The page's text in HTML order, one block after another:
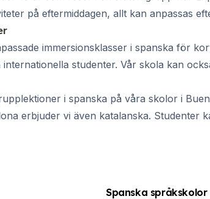
30-49 years
Spanska grupplektioner
Kvällsgruppskurs
Långtidskurser
Privatlektioner
CSN
Provförberedelse SIELE
på eftermiddagen, allt kan anpassas
immersionsklasser i spanska för
studenter. Vår skola kan
i spanska på våra skolor i
erbjuder vi även katalanska. Studenter
Spanska språkskolor